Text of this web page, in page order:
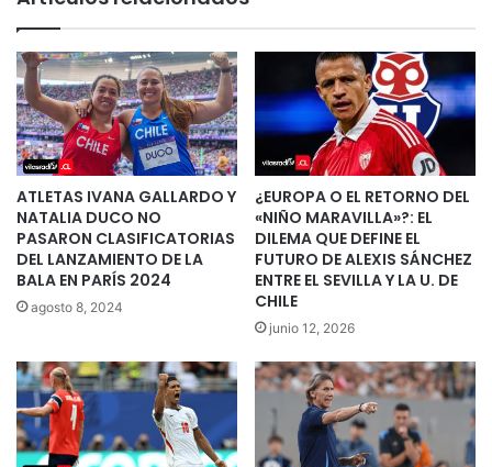
ATLETAS IVANA GALLARDO Y
NATALIA DUCO NO
PASARON CLASIFICATORIAS
DEL LANZAMIENTO DE LA
BALA EN PARÍS 2024
agosto 8, 2024
¿EUROPA O EL RETORNO DEL
«NIÑO MARAVILLA»?: EL
DILEMA QUE DEFINE EL
FUTURO DE ALEXIS SÁNCHEZ
ENTRE EL SEVILLA Y LA U. DE
CHILE
junio 12, 2026